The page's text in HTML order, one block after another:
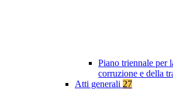
Piano triennale per
corruzione e della
Atti generali 27